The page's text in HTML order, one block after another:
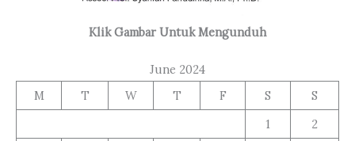
Klik Gambar Untuk Mengunduh
June 2024
M
T W T F S
S
1
2